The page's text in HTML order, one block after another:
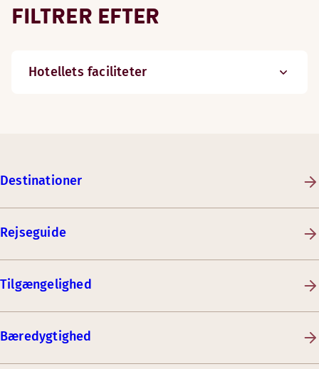
FILTRER EFTER
Hotellets faciliteter
Destinationer
Rejseguide
Tilgængelighed
Bæredygtighed